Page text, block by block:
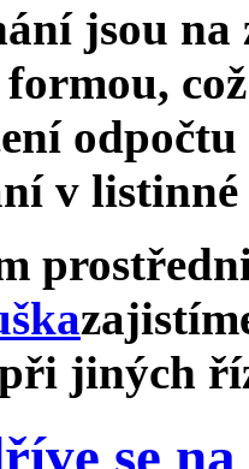
jsou na
,
v listinné
jiných